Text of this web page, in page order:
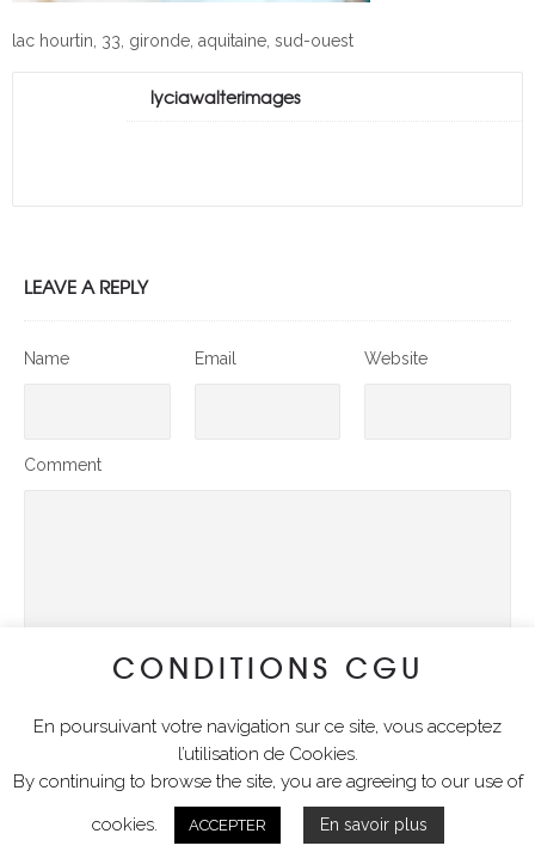
lac hourtin, 33, gironde, aquitaine, sud-ouest
lyciawalterimages
LEAVE A REPLY
Name Email Website
Comment
CONDITIONS CGU
En poursuivant votre navigation sur ce site, vous acceptez
l’utilisation de Cookies.
By continuing to browse the site, you are agreeing to our use of
cookies.
ACCEPTER En savoir plus